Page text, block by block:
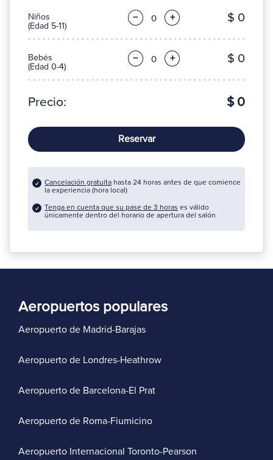
Niños
(Edad 5-11)
− + $ 0
Bebés
(Edad 0-4)
− + $ 0
Precio: $ 0
Reservar
Cancelación gratuita hasta 24 horas antes de que comience
la experiencia (hora local)
Tenga en cuenta que su pase de 3 horas es válido
únicamente dentro del horario de apertura del salón
Aeropuertos populares
Aeropuerto de Madrid-Barajas
Aeropuerto de Londres-Heathrow
Aeropuerto de Barcelona-El Prat
Aeropuerto de Roma-Fiumicino
Aeropuerto Internacional Toronto-Pearson